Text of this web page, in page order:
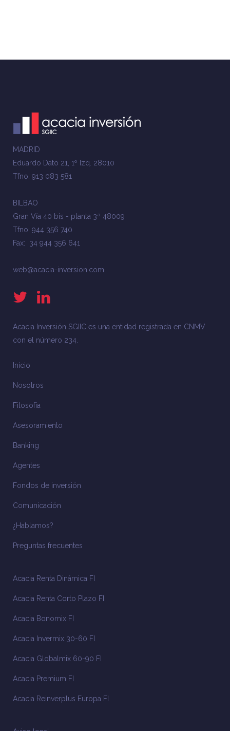
MADRID
Eduardo Dato 21, 1º Izq. 28010
Tfno: 913 083 581
BILBAO
Gran Vía 40 bis - planta 3ª 48009
Tfno: 944 356 740
Fax: 34 944 356 641
web@acacia-inversion.com
Acacia Inversión SGIIC es una entidad registrada en CNMV
con el número 234.
Inicio
Nosotros
Filosofía
Asesoramiento
Banking
Agentes
Fondos de inversión
Comunicación
¿Hablamos?
Preguntas frecuentes
Acacia Renta Dinámica FI
Acacia Renta Corto Plazo FI
Acacia Bonomix FI
Acacia Invermix 30-60 FI
Acacia Globalmix 60-90 FI
Acacia Premium FI
Acacia Reinverplus Europa FI